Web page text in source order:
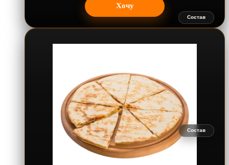
Состав
Хочу
Состав